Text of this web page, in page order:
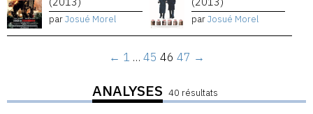
parJosué Morel parJosué Morel
← 1 … 45 46 47 →
ANALYSES 40 résultats